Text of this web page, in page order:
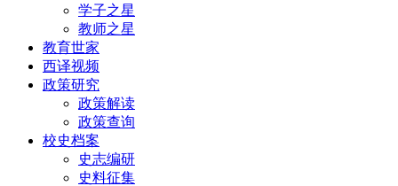
学子之星
教师之星
教育世家
西译视频
政策研究
政策解读
政策查询
校史档案
史志编研
史料征集